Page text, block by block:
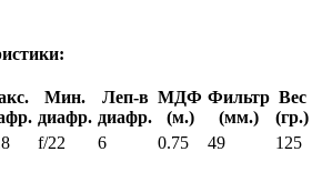
Мин.
диафр.
Леп-в
диафр.
МДФ
(м.)
Фильтр
(мм.)
Вес
(гр.)
f/22 6 0.75 49 125